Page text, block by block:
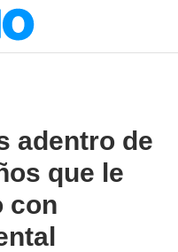
adentro de
que le
con